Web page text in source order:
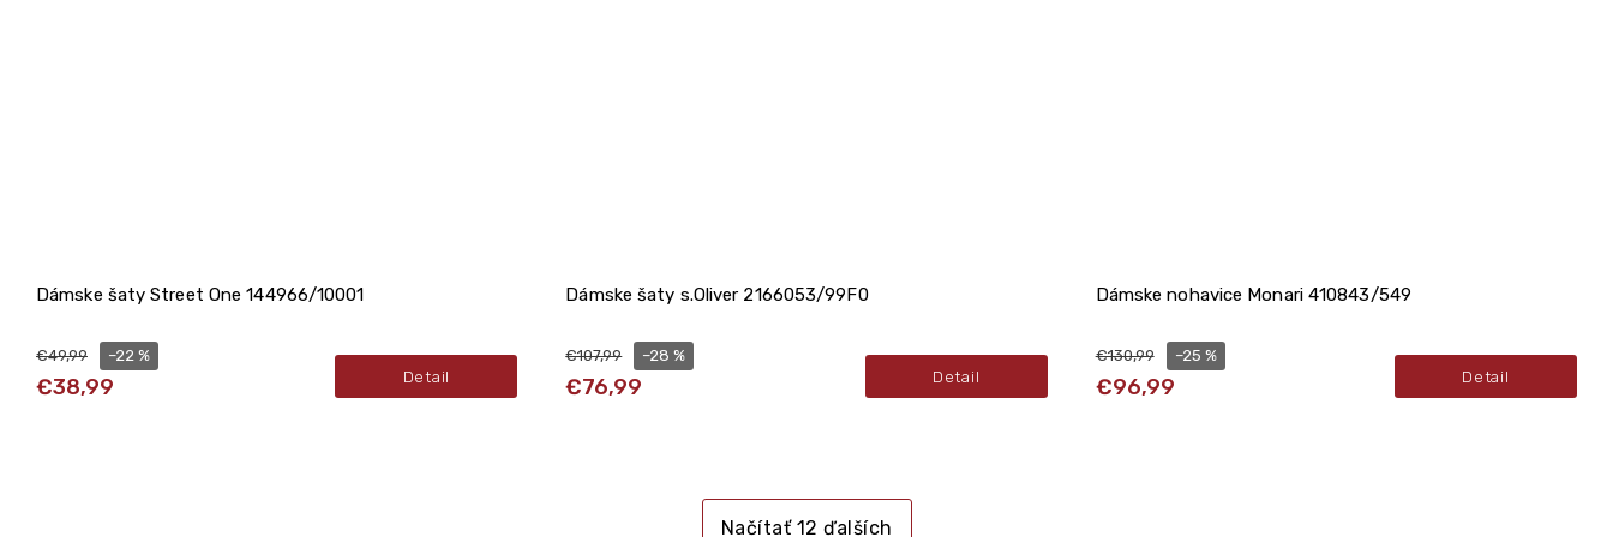
Dámske šaty Street One 144966/10001
€49,99
€38,99
–22 %
Detail
Dámske šaty s.Oliver 2166053/99F0
€107,99
€76,99
–28 %
Detail
Dámske nohavice Monari 410843/549
€130,99
€96,99
–25 %
Detail
Načítať 12 ďalších